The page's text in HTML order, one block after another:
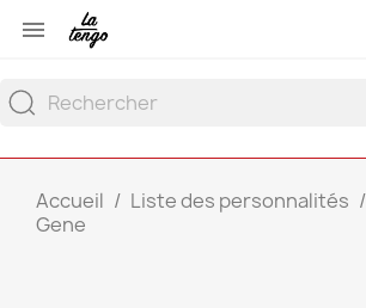

Accueil Liste des personnalités
Gene